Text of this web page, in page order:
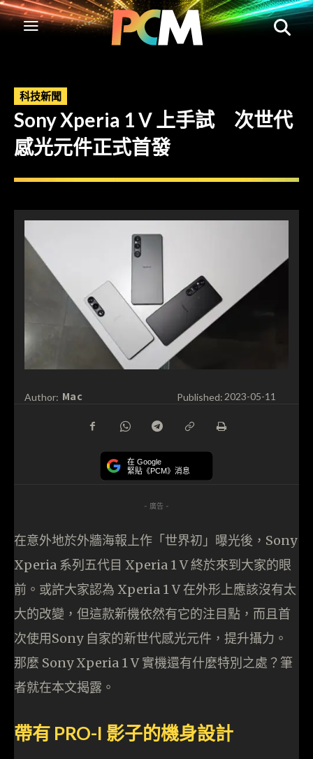
科技新聞
Sony Xperia 1 V 上手試 次世代
感光元件正式首發
Author: Mac Published:2023-05-11
在 Google
緊貼《PCM》消息
- 廣告 -
在意外地於外牆海報上作「世界初」曝光後，Sony
Xperia 系列五代目 Xperia 1 V 終於來到大家的眼
前。或許大家認為 Xperia 1 V 在外形上應該沒有太
大的改變，但這款新機依然有它的注目點，而且首
次使用Sony 自家的新世代感光元件，提升攝力。
那麼 Sony Xperia 1 V 實機還有什麼特別之處？筆
者就在本文揭露。
帶有 PRO-I 影子的機身設計